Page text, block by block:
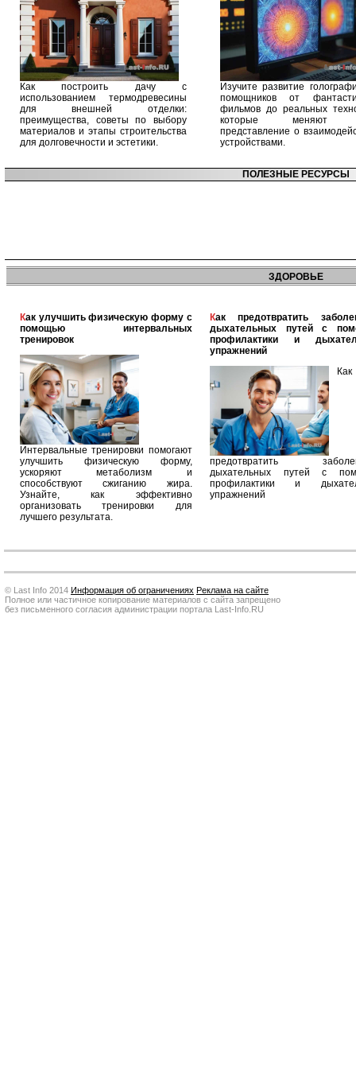
Как построить дачу с
использованием термодревесины
для внешней отделки:
преимущества, советы по выбору
материалов и этапы строительства
для долговечности и эстетики.
Изучите развитие
помощников от
фильмов до реальных
которые меняют
представление о
устройствами.
ПОЛЕЗНЫЕ РЕСУРСЫ
ЗДОРОВЬЕ
Как улучшить физическую форму с
помощью интервальных
тренировок
Интервальные тренировки помогают
улучшить физическую форму,
ускоряют метаболизм и
способствуют сжиганию жира.
Узнайте, как эффективно
организовать тренировки для
лучшего результата.
Как предотвратить заболевания
дыхательных путей с
профилактики и
упражнений
Как
предотвратить
дыхательных путей с
профилактики и
упражнений
© Last Info 2014 Информация об ограничениях Реклама на сайте
Полное или частичное копирование материалов с сайта запрещено
без письменного согласия администрации портала Last-Info.RU